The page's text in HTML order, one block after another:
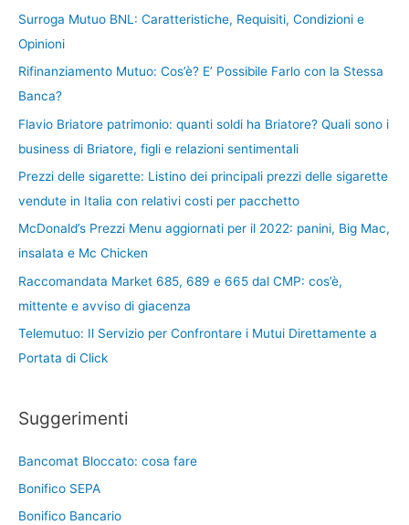
Surroga Mutuo BNL: Caratteristiche, Requisiti, Condizioni e
Opinioni
Rifinanziamento Mutuo: Cos’è? E’ Possibile Farlo con la Stessa
Banca?
Flavio Briatore patrimonio: quanti soldi ha Briatore? Quali sono i
business di Briatore, figli e relazioni sentimentali
Prezzi delle sigarette: Listino dei principali prezzi delle sigarette
vendute in Italia con relativi costi per pacchetto
McDonald’s Prezzi Menu aggiornati per il 2022: panini, Big Mac,
insalata e Mc Chicken
Raccomandata Market 685, 689 e 665 dal CMP: cos’è,
mittente e avviso di giacenza
Telemutuo: Il Servizio per Confrontare i Mutui Direttamente a
Portata di Click
Suggerimenti
Bancomat Bloccato: cosa fare
Bonifico SEPA
Bonifico Bancario